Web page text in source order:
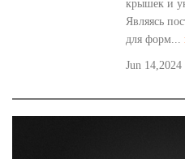
крышек и
Являясь
для форм...
Jun 14,2024